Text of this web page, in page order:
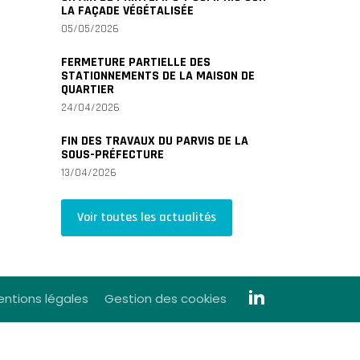
LA FAÇADE VÉGÉTALISÉE
05/05/2026
FERMETURE PARTIELLE DES
STATIONNEMENTS DE LA MAISON DE
QUARTIER
24/04/2026
FIN DES TRAVAUX DU PARVIS DE LA
SOUS-PRÉFECTURE
13/04/2026
Voir toutes les actualités
légales Gestion des cookies